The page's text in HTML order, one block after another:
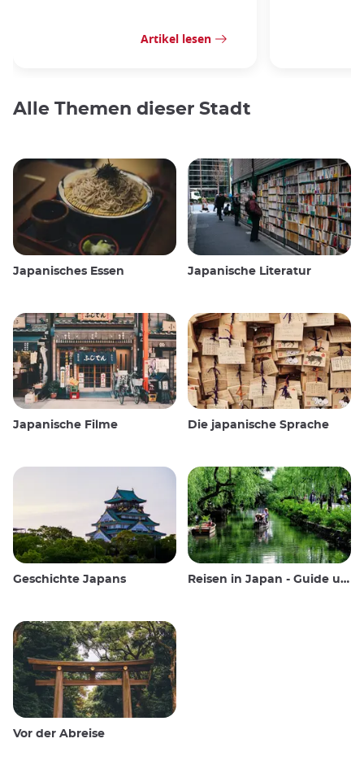
Artikel lesen
Alle Themen dieser Stadt
Japanisches Essen Japanische Literatur
Japanische Filme Die japanische Sprache
Geschichte Japans Reisen in Japan - Guide und Wissenswertes
Vor der Abreise